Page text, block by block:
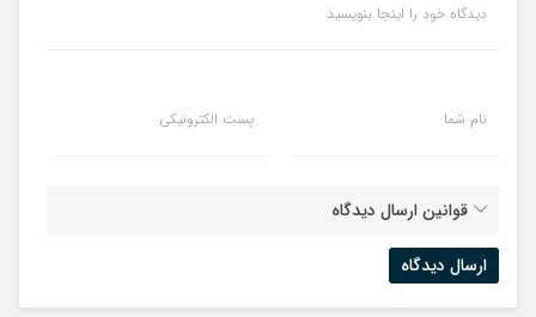
دیدگاه خود را اینجا بنویسید
نام شما پست الکترونیکی
قوانین ارسال دیدگاه